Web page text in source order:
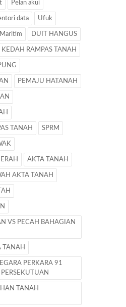
Pelan akui
data Ufuk
DUIT HANGUS
KEDAH RAMPAS TANAH
PEMAJU HATANAH
TANAH SPRM
AKTA TANAH
AKTA TANAH
VS PECAH BAHAGIAN
TANAH
PERKARA 91
TANAH